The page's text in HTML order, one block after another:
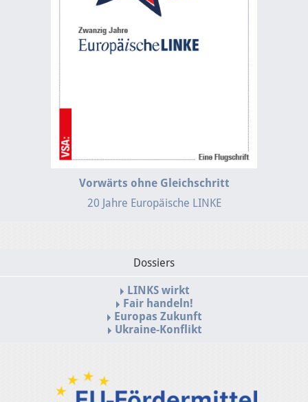
Vorwärts ohne Gleichschritt
20 Jahre Europäische LINKE
Dossiers
LINKS wirkt
Fair handeln!
Europas Zukunft
Ukraine-Konflikt